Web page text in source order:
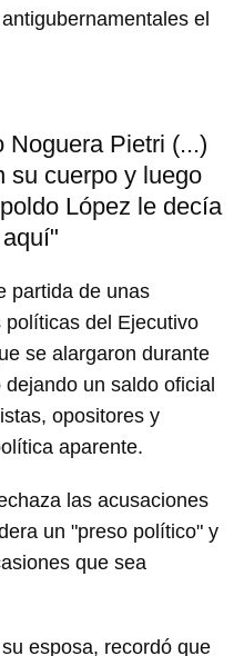
el
Noguera Pietri (...)
su cuerpo y luego
López le decía
partida de unas
del Ejecutivo
se alargaron durante
un saldo oficial
opositores y
aparente.
las acusaciones
un "preso político" y
que sea
esposa, recordó que